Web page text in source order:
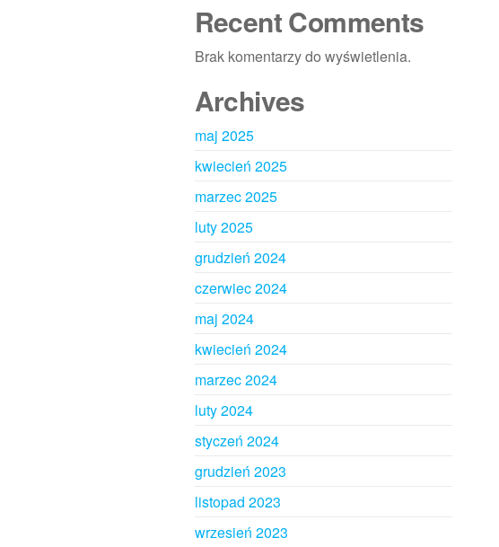
Recent Comments
Brak komentarzy do wyświetlenia.
Archives
maj 2025
kwiecień 2025
marzec 2025
luty 2025
grudzień 2024
czerwiec 2024
maj 2024
kwiecień 2024
marzec 2024
luty 2024
styczeń 2024
grudzień 2023
listopad 2023
wrzesień 2023